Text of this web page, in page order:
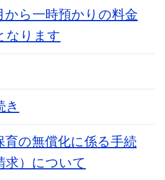
から一時預かりの料金
なります
き
育の無償化に係る手続
求）について